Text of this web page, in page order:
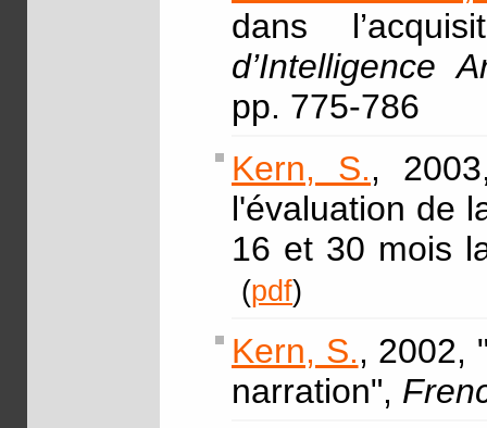
dans
d’Intelligence
pp. 775-786
Kern, S.,
l'évaluation de
16 et 30 mois
(pdf)
Kern, S., 2002,
narration",